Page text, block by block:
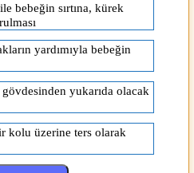
bebeğin sırtına, kürek
yardımıyla bebeğin
yukarıda olacak
kolu üzerine ters olarak